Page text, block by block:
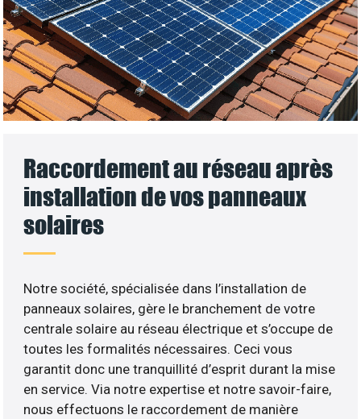
Raccordement au réseau après
installation de vos panneaux
solaires
Notre société, spécialisée dans l’installation de
panneaux solaires, gère le branchement de votre
centrale solaire au réseau électrique et s’occupe de
toutes les formalités nécessaires. Ceci vous
garantit donc une tranquillité d’esprit durant la mise
en service. Via notre expertise et notre savoir-faire,
nous effectuons le raccordement de manière